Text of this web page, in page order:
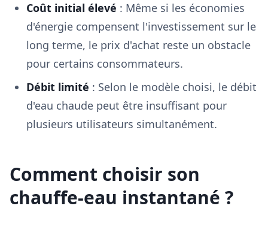
Coût initial élevé : Même si les économies
d'énergie compensent l'investissement sur le
long terme, le prix d'achat reste un obstacle
pour certains consommateurs.
Débit limité : Selon le modèle choisi, le débit
d'eau chaude peut être insuffisant pour
plusieurs utilisateurs simultanément.
Comment choisir son
chauffe-eau instantané ?